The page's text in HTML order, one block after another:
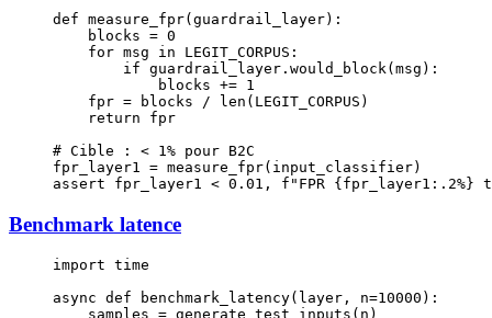
def measure_fpr(guardrail_layer):
    blocks
= 0
    for
msg in LEGIT_CORPUS :
        if
guardrail_layer.would_block(msg):
            blocks
+= 1
    fpr
= blocks / len ( LEGIT_CORPUS )
    return
fpr
# Cible : < 1% pour B2C
fpr_layer1 = measure_fpr(input_classifier)
assert fpr_layer1 < 0.01 , f "FPR { fpr_layer1 :.2% }
Benchmark latence
import time
async def benchmark_latency(layer, n=10000 ):
    samples
= generate_test_inputs(n)